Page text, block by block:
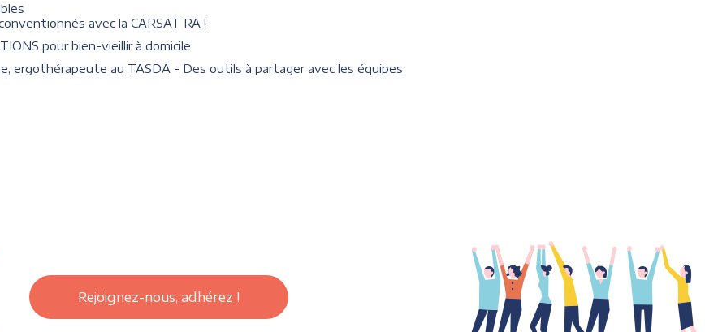
avec la CARSAT RA !
pour bien-vieillir à domicile
ergothérapeute au TASDA - Des outils à partager avec les équipes
Rejoignez-nous, adhérez !